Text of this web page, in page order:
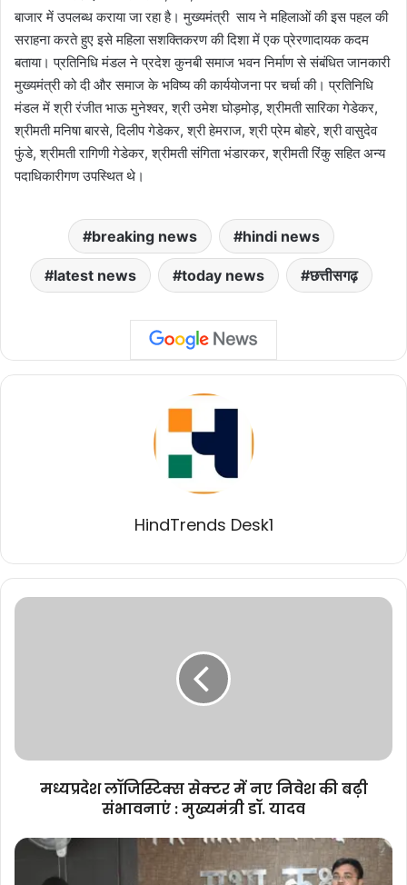
बाजार में उपलब्ध कराया जा रहा है। मुख्यमंत्री साय ने महिलाओं की इस पहल की
सराहना करते हुए इसे महिला सशक्तिकरण की दिशा में एक प्रेरणादायक कदम
बताया। प्रतिनिधि मंडल ने प्रदेश कुनबी समाज भवन निर्माण से संबंधित जानकारी
मुख्यमंत्री को दी और समाज के भविष्य की कार्ययोजना पर चर्चा की। प्रतिनिधि
मंडल में श्री रंजीत भाऊ मुनेश्वर, श्री उमेश घोड़मोड़, श्रीमती सारिका गेडेकर,
श्रीमती मनिषा बारसे, दिलीप गेडेकर, श्री हेमराज, श्री प्रेम बोहरे, श्री वासुदेव
फुंडे, श्रीमती रागिणी गेडेकर, श्रीमती संगिता भंडारकर, श्रीमती रिंकु सहित अन्य
पदाधिकारीगण उपस्थित थे।
breaking news hindi news
latest news today news छत्तीसगढ़
HindTrends Desk1
मध्यप्रदेश
संभावनाएं
मुख्यमंत्री
यादव
मध्यप्रदेश लॉजिस्टिक्स सेक्टर में नए निवेश की बढ़ी
संभावनाएं : मुख्यमंत्री डॉ. यादव
गर्मी